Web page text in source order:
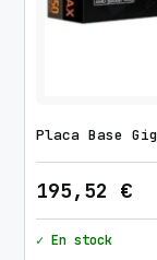
Placa Base
195,52 €
✓ En stock